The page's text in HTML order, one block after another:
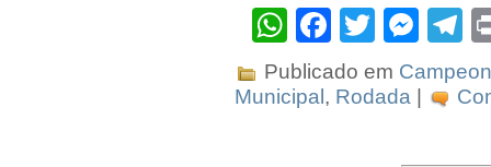
WhatsApp
Facebook
Twitter
Publicado em
Municipal , Rodada